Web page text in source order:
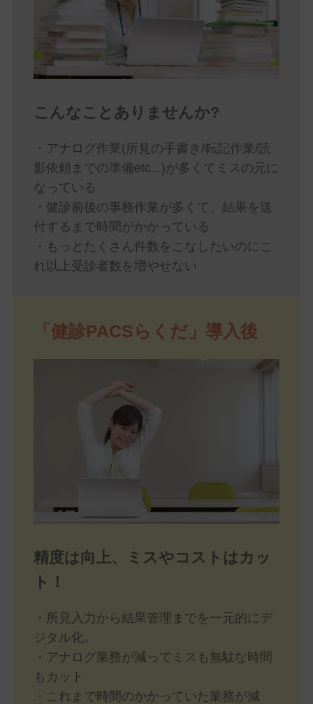
こんなことありませんか?
・アナログ作業(所見の手書き/転記作業/読
影依頼までの準備etc...)が多くてミスの元に
なっている
・健診前後の事務作業が多くて、結果を送
付するまで時間がかかっている
・もっとたくさん件数をこなしたいのにこ
れ以上受診者数を増やせない
「健診PACSらくだ」導入後
精度は向上、ミスやコストはカッ
ト！
・所見入力から結果管理までを一元的にデ
ジタル化。
・アナログ業務が減ってミスも無駄な時間
もカット
・これまで時間のかかっていた業務が減